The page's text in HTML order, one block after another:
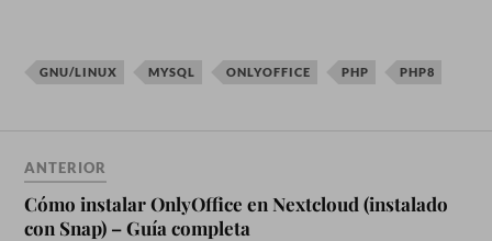
GNU/LINUX MYSQL ONLYOFFICE PHP PHP8
ANTERIOR
Cómo instalar OnlyOffice en Nextcloud (instalado
con Snap) – Guía completa